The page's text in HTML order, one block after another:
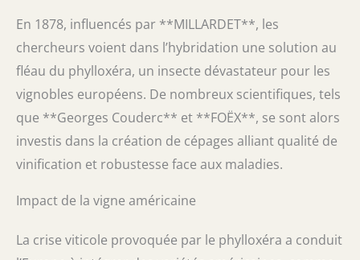
En 1878, influencés par **MILLARDET**, les
chercheurs voient dans l’hybridation une solution au
fléau du phylloxéra, un insecte dévastateur pour les
vignobles européens. De nombreux scientifiques, tels
que **Georges Couderc** et **FOËX**, se sont alors
investis dans la création de cépages alliant qualité de
vinification et robustesse face aux maladies.
Impact de la vigne américaine
La crise viticole provoquée par le phylloxéra a conduit